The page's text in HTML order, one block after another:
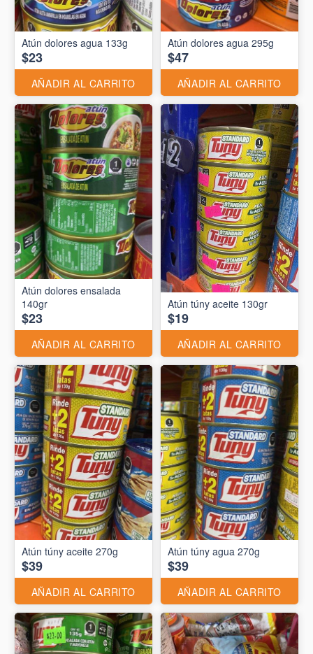
Atún dolores agua 133g
$23
AÑADIR AL CARRITO
Atún dolores agua 295g
$47
AÑADIR AL CARRITO
Atún dolores ensalada
140gr
$23
AÑADIR AL CARRITO
Atún túny aceite 130gr
$19
AÑADIR AL CARRITO
Atún túny aceite 270g
$39
AÑADIR AL CARRITO
Atún túny agua 270g
$39
AÑADIR AL CARRITO